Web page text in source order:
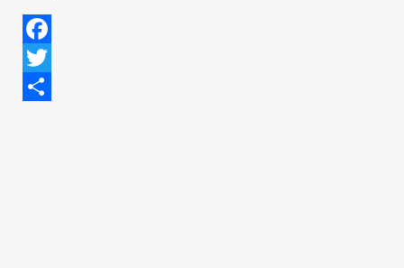
Facebook
Twitter